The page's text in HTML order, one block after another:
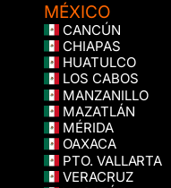
MÉXICO
CANCÚN
CHIAPAS
HUATULCO
LOS CABOS
MANZANILLO
MAZATLÁN
MÉRIDA
OAXACA
PTO. VALLARTA
VERACRUZ